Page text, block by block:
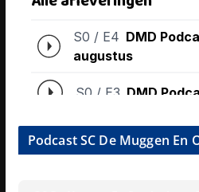
Podcast SC De Muggen En